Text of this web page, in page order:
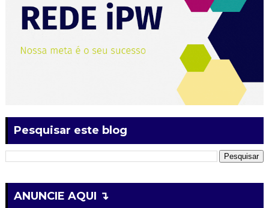
Pesquisar este blog
ANUNCIE AQUI ↴